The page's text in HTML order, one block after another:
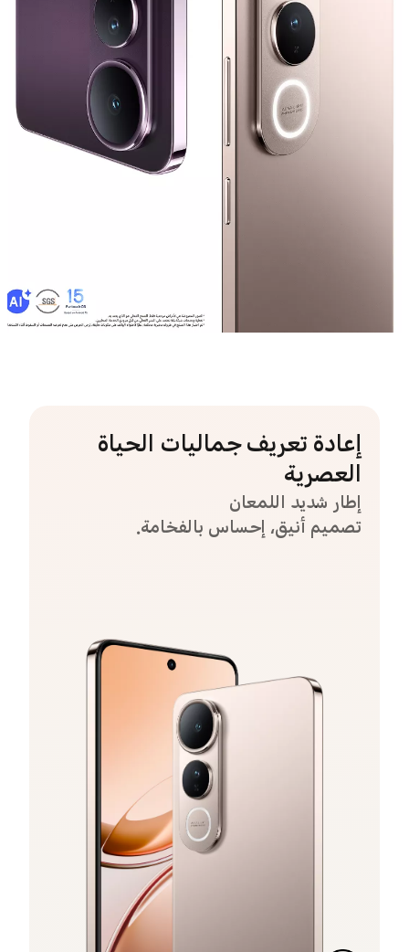
إعادة تعريف جماليات الحياة
العصرية
إطار شديد اللمعان
تصميم أنيق، إحساس بالفخامة.